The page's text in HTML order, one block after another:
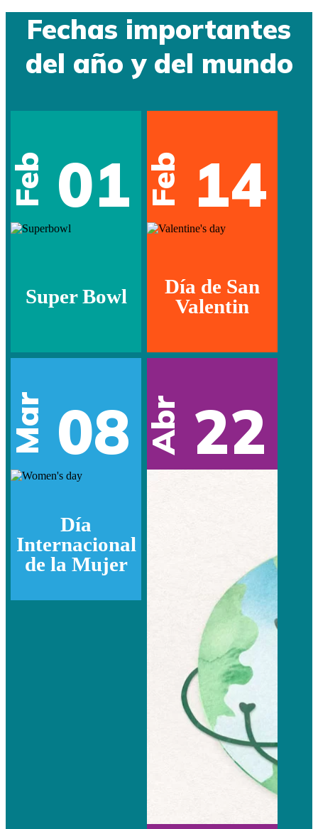
Fechas importantes
del año y del mundo
Feb 01
Super Bowl
Feb 14
Día de San
Valentin
Mar 08
Día
Internacional
de la Mujer
Abr 22